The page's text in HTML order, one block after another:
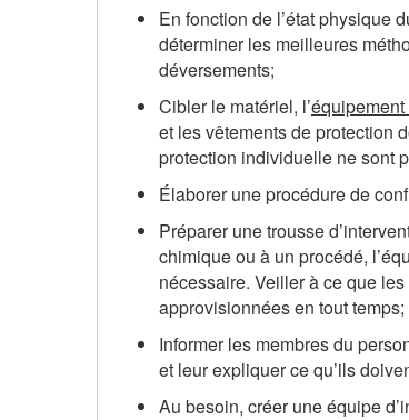
En fonction de l’état physique
déterminer les meilleures
déversements;
Cibler le matériel, l’
et les vêtements de protection
protection individuelle ne sont
Élaborer une procédure de
Préparer une trousse
chimique ou à un procédé,
nécessaire. Veiller à ce que
approvisionnées en tout temps;
Informer les membres du
et leur expliquer ce qu’ils
Au besoin, créer une équipe